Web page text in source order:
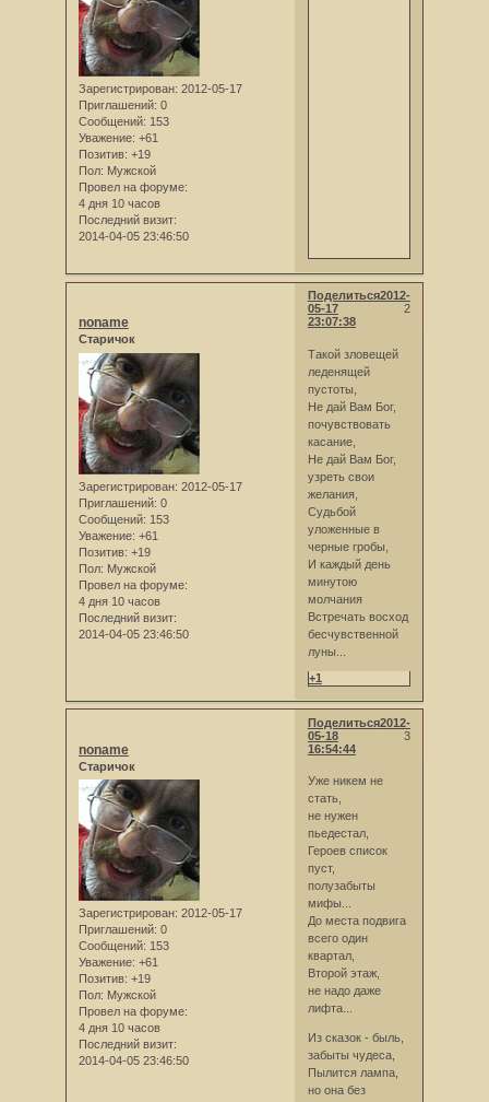
Зарегистрирован: 2012-05-17
Приглашений: 0
Сообщений: 153
Уважение: +61
Позитив: +19
Пол: Мужской
Провел на форуме:
4 дня 10 часов
Последний визит:
2014-04-05 23:46:50
Поделиться
2
2012-
05-17
23:07:38
noname
Старичок
Зарегистрирован: 2012-05-17
Приглашений: 0
Сообщений: 153
Уважение: +61
Позитив: +19
Пол: Мужской
Провел на форуме:
4 дня 10 часов
Последний визит:
2014-04-05 23:46:50
Такой зловещей
леденящей
пустоты,
Не дай Вам Бог,
почувствовать
касание,
Не дай Вам Бог,
узреть свои
желания,
Судьбой
уложенные в
черные гробы,
И каждый день
минутою
молчания
Встречать восход
бесчувственной
луны...
+1
Поделиться
3
2012-
05-18
16:54:44
noname
Старичок
Зарегистрирован: 2012-05-17
Приглашений: 0
Сообщений: 153
Уважение: +61
Позитив: +19
Пол: Мужской
Провел на форуме:
4 дня 10 часов
Последний визит:
2014-04-05 23:46:50
Уже никем не
стать,
не нужен
пьедестал,
Героев список
пуст,
полузабыты
мифы...
До места подвига
всего один
квартал,
Второй этаж,
не надо даже
лифта...
Из сказок - быль,
забыты чудеса,
Пылится лампа,
но она без